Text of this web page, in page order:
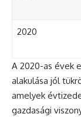
2020
A 2020-as évek
alakulása jól
amelyek
gazdasági